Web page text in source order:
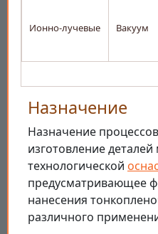
Ионно-лучевые Вакуум
Назначение
Назначение
изготовление
технологической
предусматривающее
нанесения
различного